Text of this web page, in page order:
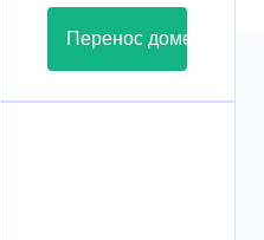
Перенос домена